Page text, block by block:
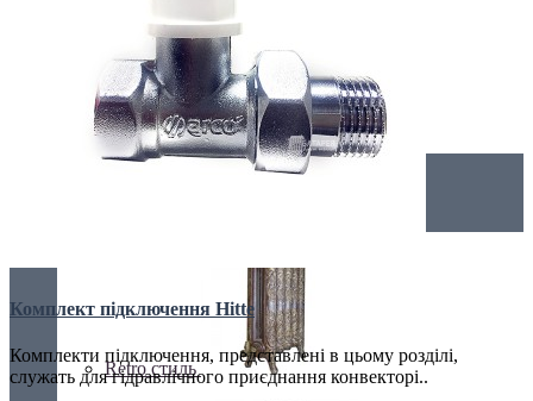
Преміум класс
Retro стиль
Комплект підключення Hitte
Комплекти підключення, представлені в цьому розділі,
служать для гідравлічного приєднання конвекторі..